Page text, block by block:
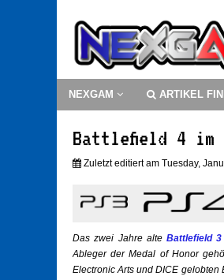
NEXGAM ARTIKEL
Battlefield 4 im
Zuletzt editiert am Tuesday,
Das zwei Jahre alte Battlefield 3
Ableger der Medal of Honor
Electronic Arts und DICE